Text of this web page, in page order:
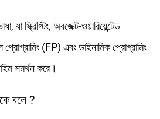
যা স্ক্রিপ্টিং, অবজেক্ট-ওয়ারিয়েন্টেড
(FP) এবং ডাইনামিক প্রোগ্রামিং
সমর্থন করে।
বলে ?